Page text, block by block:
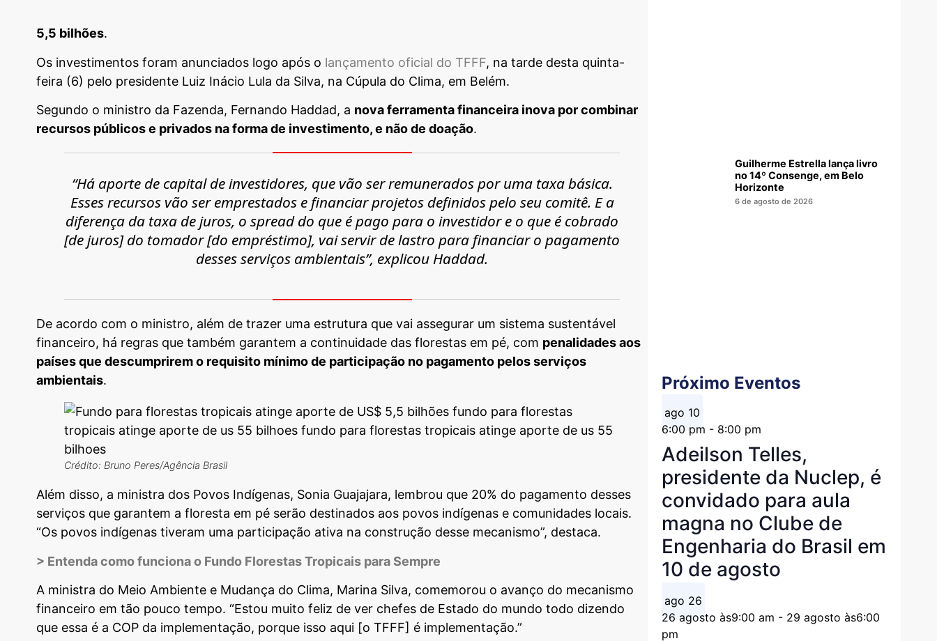
5,5 bilhões.
Os investimentos foram anunciados logo após o lançamento oficial do TFFF, na tarde desta quinta-
feira (6) pelo presidente Luiz Inácio Lula da Silva, na Cúpula do Clima, em Belém.
Segundo o ministro da Fazenda, Fernando Haddad, a nova ferramenta financeira inova por combinar
recursos públicos e privados na forma de investimento, e não de doação.
“Há aporte de capital de investidores, que vão ser remunerados por uma taxa básica.
Esses recursos vão ser emprestados e financiar projetos definidos pelo seu comitê. E a
diferença da taxa de juros, ospreaddo que é pago para o investidor e o que é cobrado
[de juros] do tomador [do empréstimo], vai servir de lastro para financiar o pagamento
desses serviços ambientais”, explicou Haddad.
De acordo com o ministro, além de trazer uma estrutura que vai assegurar um sistema sustentável
financeiro, há regras que também garantem a continuidade das florestas em pé, com penalidades aos
países que descumprirem o requisito mínimo de participação no pagamento pelos serviços
ambientais.
Crédito: Bruno Peres/Agência Brasil
Além disso, a ministra dos Povos Indígenas, Sonia Guajajara, lembrou que 20% do pagamento desses
serviços que garantem a floresta em pé serão destinados aos povos indígenas e comunidades locais.
“Os povos indígenas tiveram uma participação ativa na construção desse mecanismo”, destaca.
> Entenda como funciona o Fundo Florestas Tropicais para Sempre
A ministra do Meio Ambiente e Mudança do Clima, Marina Silva, comemorou o avanço do mecanismo
financeiro em tão pouco tempo. “Estou muito feliz de ver chefes de Estado do mundo todo dizendo
que essa é a COP da implementação, porque isso aqui [o TFFF] é implementação.”
Guilherme Estrella lança livro
no 14º Consenge, em Belo
Horizonte
6 de agosto de 2026
Próximo Eventos
ago 10
6:00 pm - 8:00 pm
Adeilson Telles,
presidente da Nuclep, é
convidado para aula
magna no Clube de
Engenharia do Brasil em
10 de agosto
ago 26
26 agosto às9:00 am - 29 agosto às6:00
pm